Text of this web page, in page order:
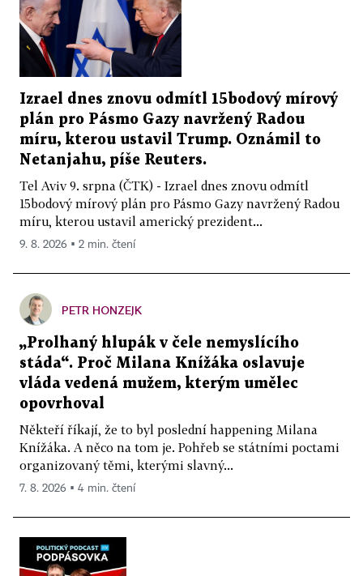
Izrael dnes znovu odmítl 15bodový mírový
plán pro Pásmo Gazy navržený Radou
míru, kterou ustavil Trump. Oznámil to
Netanjahu, píše Reuters.
Tel Aviv 9. srpna (ČTK) - Izrael dnes znovu odmítl
15bodový mírový plán pro Pásmo Gazy navržený Radou
míru, kterou ustavil americký prezident...
9. 8. 2026 ▪ 2 min. čtení
PETR HONZEJK
„Prolhaný hlupák v čele nemyslícího
stáda“. Proč Milana Knížáka oslavuje
vláda vedená mužem, kterým umělec
opovrhoval
Někteří říkají, že to byl poslední happening Milana
Knížáka. A něco na tom je. Pohřeb se státními poctami
organizovaný těmi, kterými slavný...
7. 8. 2026 ▪ 4 min. čtení